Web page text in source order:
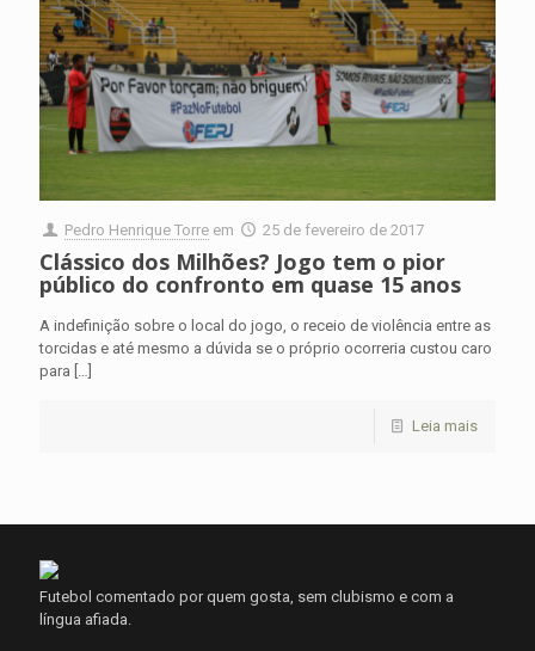
Pedro Henrique Torre em 25 de fevereiro de 2017
Clássico dos Milhões? Jogo tem o pior
público do confronto em quase 15 anos
A indefinição sobre o local do jogo, o receio de violência entre as
torcidas e até mesmo a dúvida se o próprio ocorreria custou caro
para […]
Leia mais
Futebol comentado por quem gosta, sem clubismo e com a
língua afiada.